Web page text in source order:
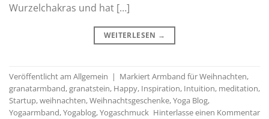
Wurzelchakras und hat […]
WEITERLESEN →
Veröffentlicht am Allgemein | MarkiertArmband für Weihnachten,
granatarmband,granatstein, Happy, Inspiration, Intuition, meditation,
Startup,weihnachten,Weihnachtsgeschenke,Yoga Blog,
Yogaarmband,Yogablog,Yogaschmuck Hinterlasse einen Kommentar